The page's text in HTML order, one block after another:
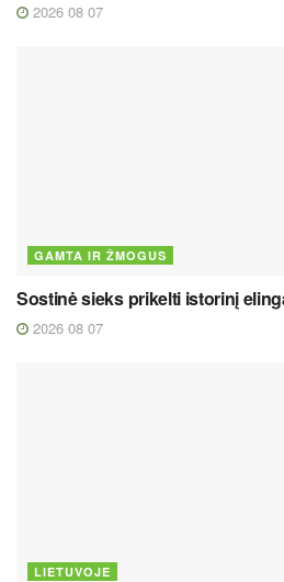
2026 08 07
GAMTA IR ŽMOGUS
Sostinė sieks prikelti istorinį
2026 08 07
LIETUVOJE